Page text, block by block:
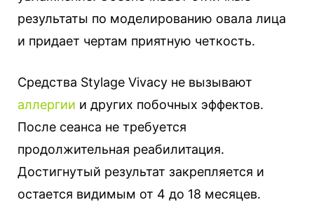
результаты по моделированию овала лица
и придает чертам приятную четкость.
Средства Stylage Vivacy не вызывают
аллергии и других побочных эффектов.
После сеанса не требуется
продолжительная реабилитация.
Достигнутый результат закрепляется и
остается видимым от 4 до 18 месяцев.